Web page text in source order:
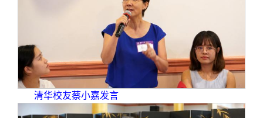
清华校友蔡小嘉发言